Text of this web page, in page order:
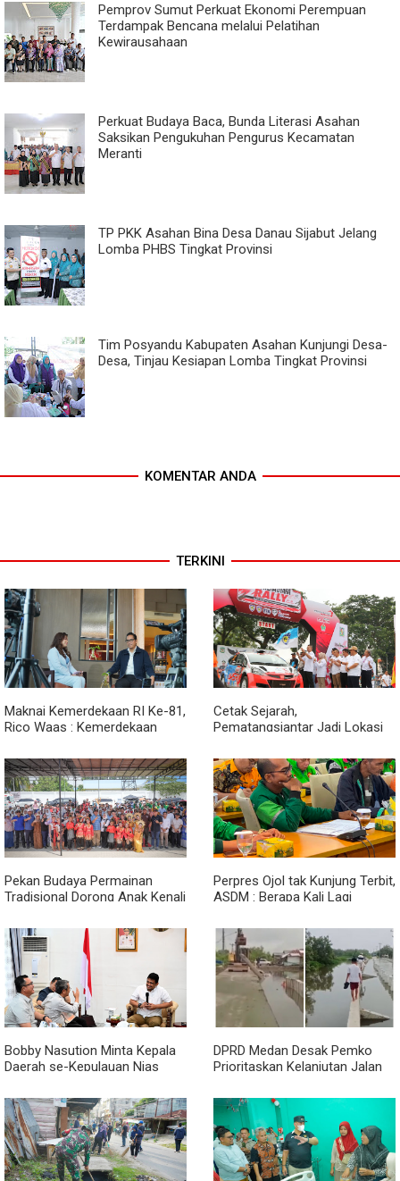
Pemprov Sumut Perkuat Ekonomi Perempuan
Terdampak Bencana melalui Pelatihan
Kewirausahaan
Perkuat Budaya Baca, Bunda Literasi Asahan
Saksikan Pengukuhan Pengurus Kecamatan
Meranti
TP PKK Asahan Bina Desa Danau Sijabut Jelang
Lomba PHBS Tingkat Provinsi
Tim Posyandu Kabupaten Asahan Kunjungi Desa-
Desa, Tinjau Kesiapan Lomba Tingkat Provinsi
KOMENTAR ANDA
TERKINI
Maknai Kemerdekaan RI Ke-81,
Rico Waas : Kemerdekaan
Lewat Peningkatan Pelayanan
Primer
Cetak Sejarah,
Pematangsiantar Jadi Lokasi
2026
Pekan Budaya Permainan
Tradisional Dorong Anak Kenali
Ketergantungan Gadget
Perpres Ojol tak Kunjung Terbit,
ASDM : Berapa Kali Lagi
Janji?
Bobby Nasution Minta Kepala
Daerah se-Kepulauan Nias
DPRD Medan Desak Pemko
Prioritaskan Kelanjutan Jalan
Mangkrak